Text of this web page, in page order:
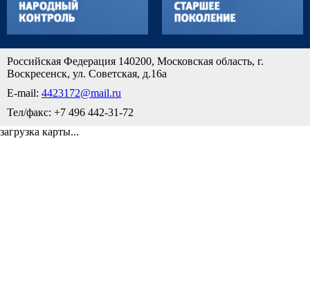
Российская Федерация 140200, Московская область, г.
Воскресенск, ул. Советская, д.16а
E-mail: 4423172@mail.ru
Тел/факс: +7 496 442-31-72
загрузка карты...